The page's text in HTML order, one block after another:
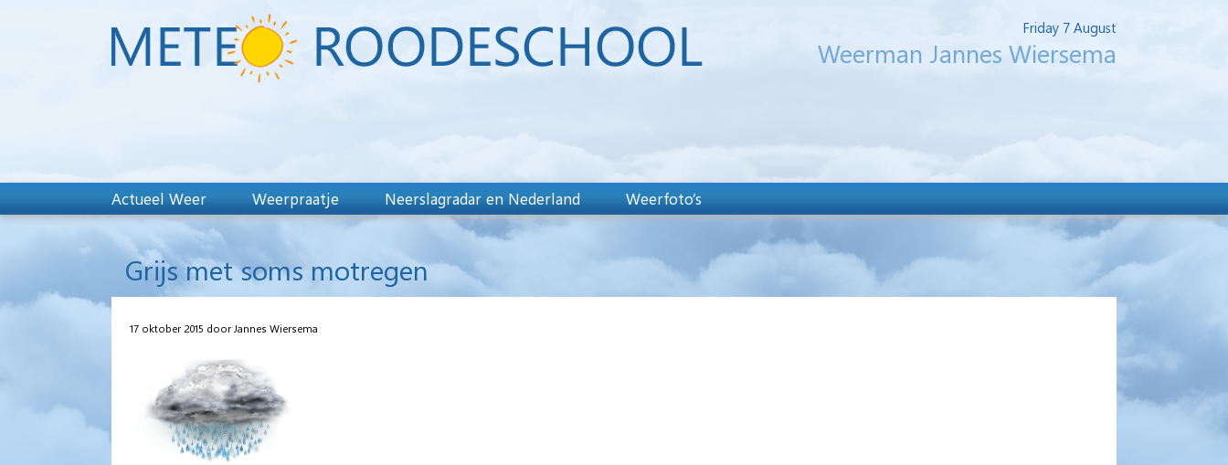
Friday 7 August
Weerman Jannes Wiersema
Actueel Weer Weerpraatje Neerslagradar en Nederland Weerfoto’s
Grijs met soms motregen
17 oktober 2015 door Jannes Wiersema